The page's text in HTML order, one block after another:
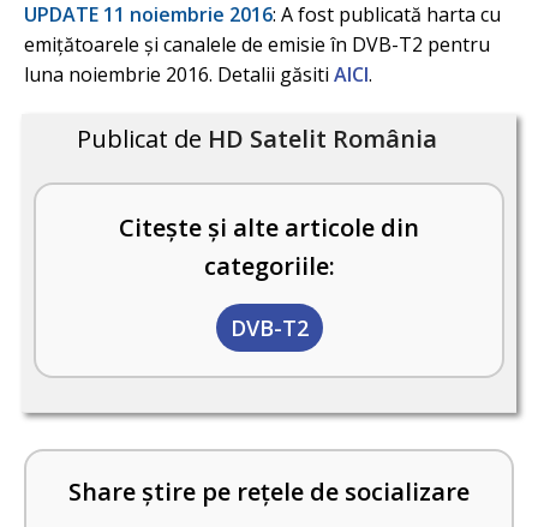
UPDATE 11 noiembrie 2016: A fost publicată harta cu
emițătoarele și canalele de emisie în DVB-T2 pentru
luna noiembrie 2016. Detalii găsiti AICI.
Publicat de HD Satelit România
Citește și alte articole din
categoriile:
DVB-T2
Share știre pe rețele de socializare